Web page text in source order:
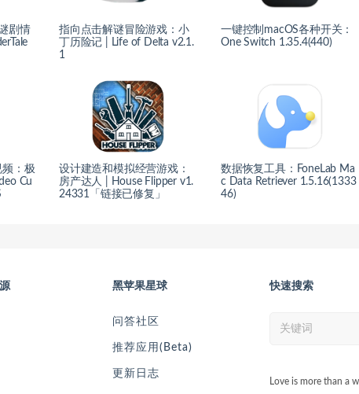
剧情
指向点击解谜冒险游戏：小
丁历险记 | Life of Delta v2.1.
1
一键控制macOS各种开关：
One Switch 1.35.4(440)
：极
Cu
设计建造和模拟经营游戏：
房产达人 | House Flipper v1.
24331「链接已修复」
数据恢复工具：FoneLab Ma
c Data Retriever 1.5.16(1333
46)
黑苹果星球
问答社区
推荐应用(Beta)
更新日志
快速搜索
Love is more than a